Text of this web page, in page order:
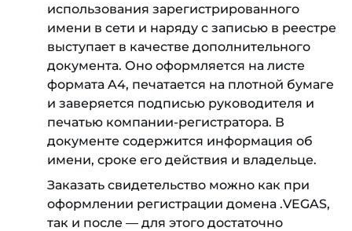
использования зарегистрированного
имени в сети и наряду с записью в реестре
выступает в качестве дополнительного
документа. Оно оформляется на листе
формата A4, печатается на плотной бумаге
и заверяется подписью руководителя и
печатью компании-регистратора. В
документе содержится информация об
имени, сроке его действия и владельце.
Заказать свидетельство можно как при
оформлении регистрации домена .VEGAS,
так и после — для этого достаточно